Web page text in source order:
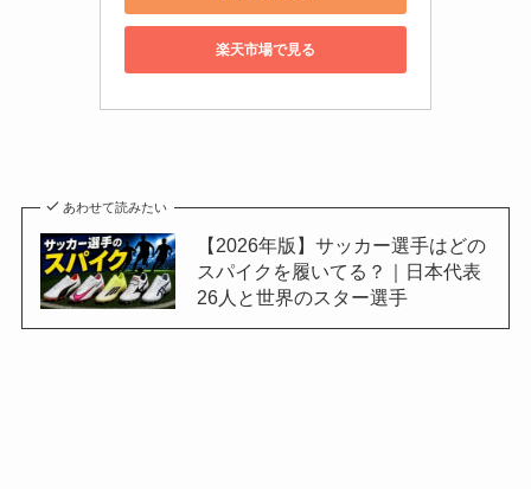
楽天市場で見る
あわせて読みたい
【2026年版】サッカー選手はどの
スパイクを履いてる？｜日本代表
26人と世界のスター選手